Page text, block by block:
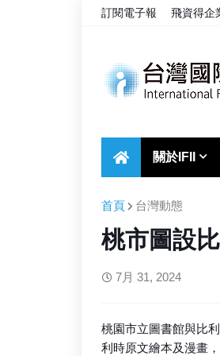
訂閱電子報 飛資得企
關於IFII
首頁 台灣動態
桃市圖設
7月 31, 2024
桃園市立圖書館與比
利時原文繪本及漫畫